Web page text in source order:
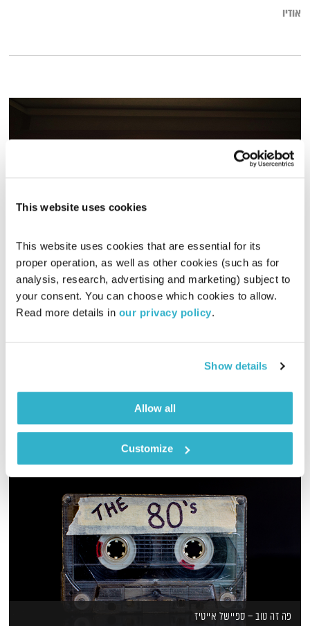
This website uses cookies
This website uses cookies that are essential for its
proper operation, as well as other cookies (such as for
analysis, research, advertising and marketing) subject to
your consent. You can choose which cookies to allow.
Read more details in our privacy policy.
Show details
Allow all
Customize
אודיו
התעוררות – 16.3.25
התעוררות
גליה גלעדי
16.03.25
01:30:12
אודיו
פה זה טוב – ספיישל אייטיז